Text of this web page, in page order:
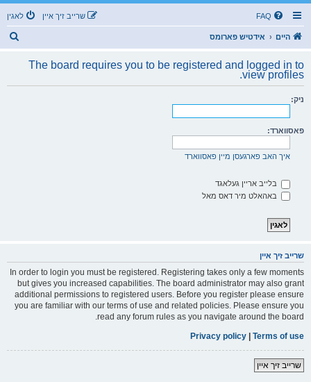
FAQ לאגין שרייב זיך איין
היים אידטיש פארומס
The board requires you to be registered and logged in to
view profiles.
ניק:
פאסווארד:
איך האב פארגעסן מיין פאסווארד
בלייב אריין געלאגד
באהאלט מיר דאס מאל
שרייב זיך איין
In order to login you must be registered. Registering takes only a few moments
but gives you increased capabilities. The board administrator may also grant
additional permissions to registered users. Before you register please ensure
you are familiar with our terms of use and related policies. Please ensure you
read any forum rules as you navigate around the board.
Terms of use
|
Privacy policy
שרייב זיך איין